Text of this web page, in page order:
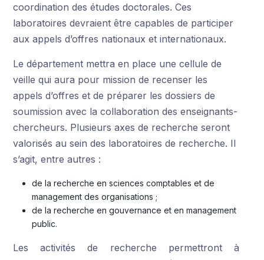
coordination des études doctorales. Ces
laboratoires devraient être capables de participer
aux appels d’offres nationaux et internationaux.
Le département mettra en place une cellule de
veille qui aura pour mission de recenser les
appels d’offres et de préparer les dossiers de
soumission avec la collaboration des enseignants-
chercheurs. Plusieurs axes de recherche seront
valorisés au sein des laboratoires de recherche. Il
s’agit, entre autres :
de la recherche en sciences comptables et de
management des organisations ;
de la recherche en gouvernance et en management
public.
Les activités de recherche permettront à